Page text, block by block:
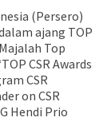
(Persero)
ajang TOP
Top
CSR Awards
CSR
on CSR
Hendi Prio